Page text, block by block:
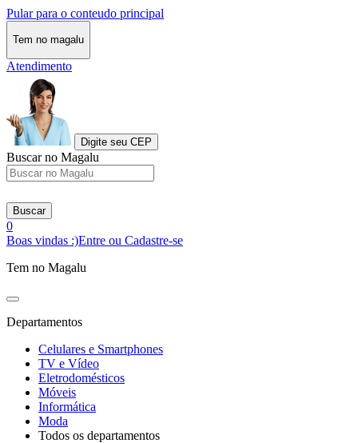
Pular para o conteudo principal
Tem no magalu
Atendimento
Digite seu CEP
Buscar no Magalu
Buscar
0
Boas vindas :)Entre ou Cadastre-se
Tem no Magalu
Departamentos
Celulares e Smartphones
TV e Vídeo
Eletrodomésticos
Móveis
Informática
Moda
Todos os departamentos